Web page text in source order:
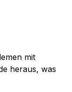
mit
heraus, was